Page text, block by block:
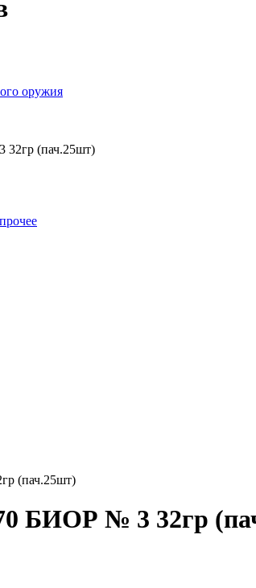
оружия
(пач.25шт)
БИОР № 3 32гр